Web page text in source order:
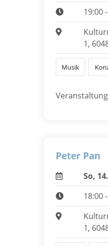
19:00
1,
Musik
Peter Pan
So,
18:00
1,